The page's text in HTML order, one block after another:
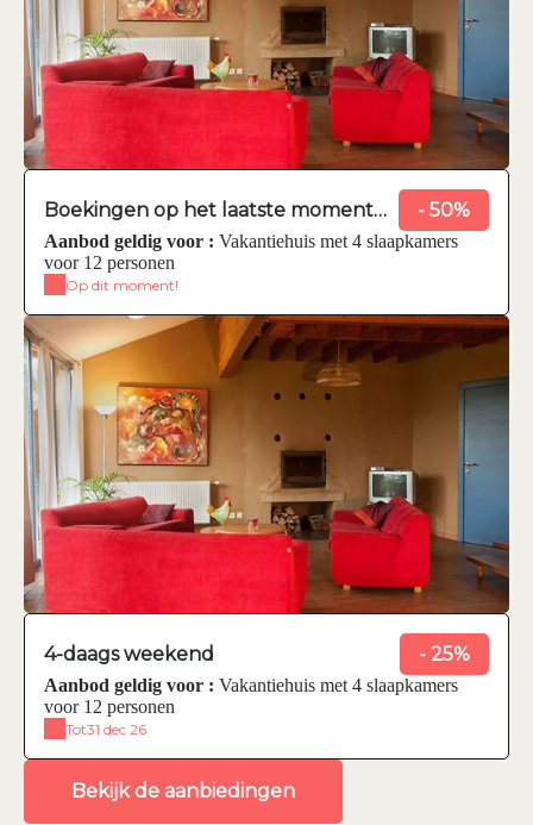
Boekingen op het laatste moment
zijn mogelijk vanaf 14 dagen van
tevoren.
- 50%
Aanbod geldig voor : Vakantiehuis met 4 slaapkamers
voor 12 personen
Op dit moment!
4-daags weekend - 25%
Aanbod geldig voor : Vakantiehuis met 4 slaapkamers
voor 12 personen
Tot31 dec 26
Bekijk de aanbiedingen